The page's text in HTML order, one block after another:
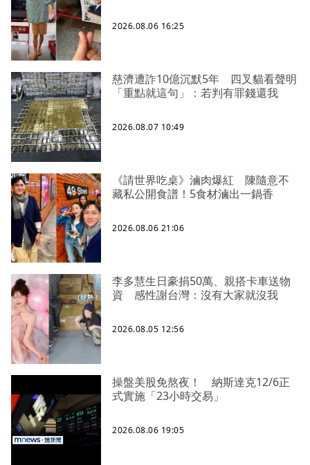
2026.08.06 16:25
慈濟遭詐10億沉默5年 四叉貓看聲明
「重點就這句」：若判有罪錢還我
2026.08.07 10:49
《請世界吃桌》滷肉爆紅 陳隨意不
藏私公開食譜！5食材滷出一鍋香
2026.08.06 21:06
李多慧生日豪捐50萬、親搭卡車送物
資 感性謝台灣：沒有大家就沒我
2026.08.05 12:56
操盤美股免熬夜！ 納斯達克12/6正
式實施「23小時交易」
2026.08.06 19:05